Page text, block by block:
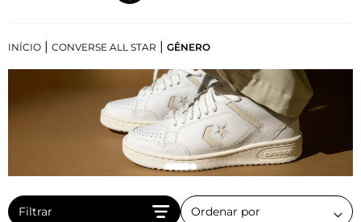
INÍCIO | CONVERSE ALL STAR | GÊNERO
Filtrar